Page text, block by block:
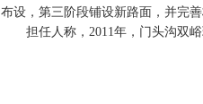
布设，第三阶段铺设新路面，并完善
担任人称，2011年，门头沟双峪